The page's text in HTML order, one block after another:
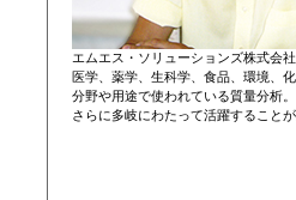
エムエス・ソリューションズ株式会
医学、薬学、生科学、食品、環境、
分野や用途で使われている質量分析
さらに多岐にわたって活躍することが